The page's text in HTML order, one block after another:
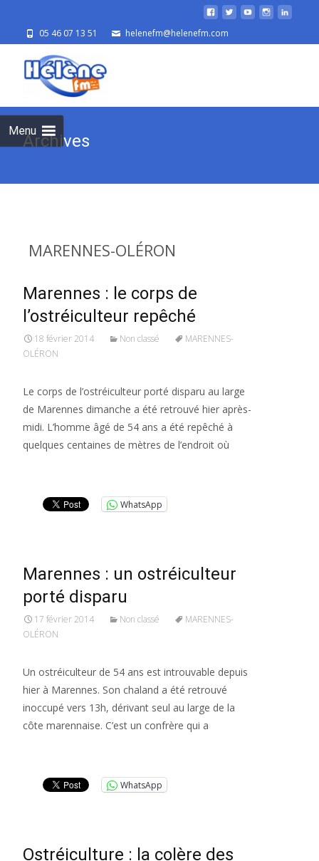
05 46 07 13 51 helenefm@helenefm.com
Menu
Archives
MARENNES-OLÉRON
Marennes : le corps de
l’ostréiculteur repêché
18 février 2014 Non classé
MARENNES-
OLÉRON
Le corps de l’ostréiculteur porté disparu au large
de Marennes dimanche a été retrouvé hier après-
midi. L’homme âgé de 54 ans a été repêché à
quelques centaines de mètres de l’endroit où
WhatsApp
Marennes : un ostréiculteur
porté disparu
17 février 2014 Non classé
MARENNES-
OLÉRON
Un ostréiculteur de 54 ans est introuvable depuis
hier à Marennes. Son chaland a été retrouvé
inoccupé vers 13h, dérivant seul au large de la
côte marennaise. C’est un confrère qui a
WhatsApp
Ostréiculture : la colère des